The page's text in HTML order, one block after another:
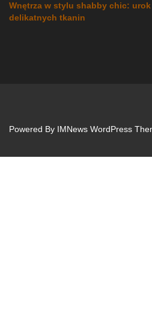
Wnętrza w stylu shabby chic:
delikatnych tkanin
Powered By IMNews WordPress